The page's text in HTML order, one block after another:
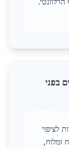
בפני
לציפוי
ומלוח,